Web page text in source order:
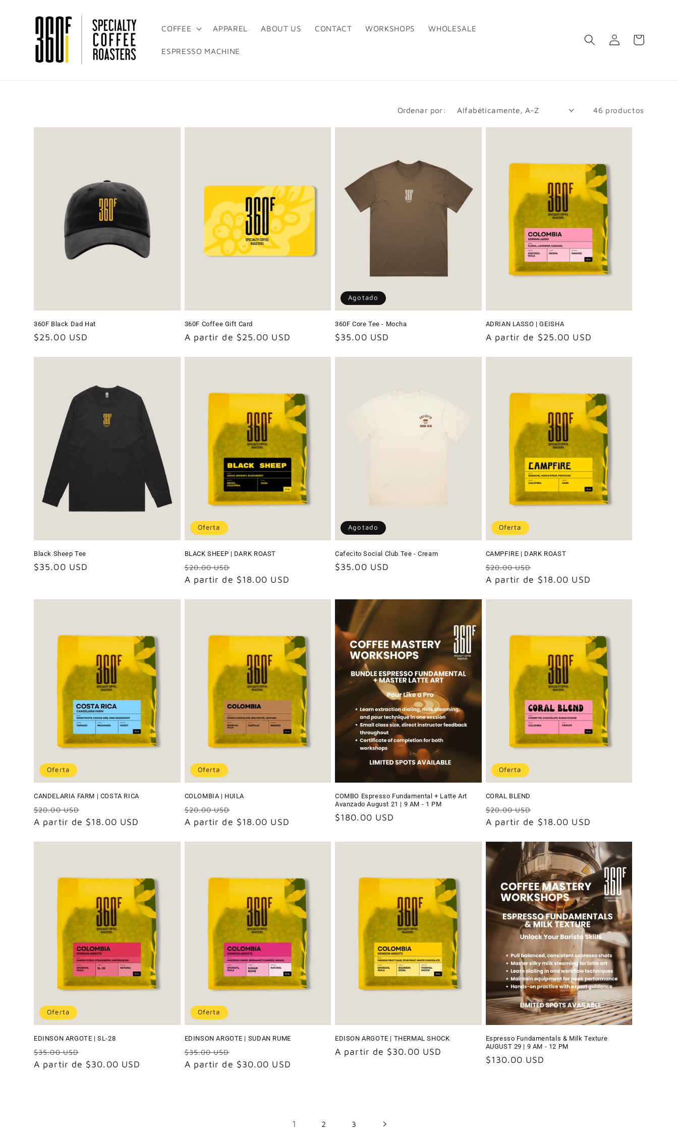
COFFEE APPAREL ABOUT US CONTACT WORKSHOPS WHOLESALE
ESPRESSO MACHINE
Iniciar
sesión
Carrito
Ordenar por: 46 productos
360F Black Dad Hat
Precio
$25.00 USD
360F Coffee Gift Card
Precio
A partir de $25.00 USD
Agotado
360F Core Tee - Mocha
Precio
$35.00 USD
ADRIAN LASSO | GEISHA
Precio
A partir de $25.00 USD
Black Sheep Tee
Precio
$35.00 USD
Oferta
BLACK SHEEP | DARK ROAST
Precio
habitual
$20.00 USD
de
A partir de $18.00 USD
Agotado
Cafecito Social Club Tee - Cream
Precio
$35.00 USD
Oferta
CAMPFIRE | DARK ROAST
Precio
habitual
$20.00 USD
de
A partir de $18.00 USD
Oferta
CANDELARIA FARM | COSTA RICA
Precio
habitual
$20.00 USD
de
A partir de $18.00 USD
Oferta
COLOMBIA | HUILA
Precio
habitual
$20.00 USD
de
A partir de $18.00 USD
COMBO Espresso Fundamental + Latte Art
Avanzado August 21 | 9 AM - 1 PM
Precio
$180.00 USD
Oferta
CORAL BLEND
Precio
habitual
$20.00 USD
de
A partir de $18.00 USD
Oferta
EDINSON ARGOTE | SL-28
Precio
habitual
$35.00 USD
de
A partir de $30.00 USD
Oferta
EDINSON ARGOTE | SUDAN RUME
Precio
habitual
$35.00 USD
de
A partir de $30.00 USD
EDISON ARGOTE | THERMAL SHOCK
Precio
A partir de $30.00 USD
Espresso Fundamentals & Milk Texture
AUGUST 29 | 9 AM - 12 PM
Precio
$130.00 USD
1 2 3